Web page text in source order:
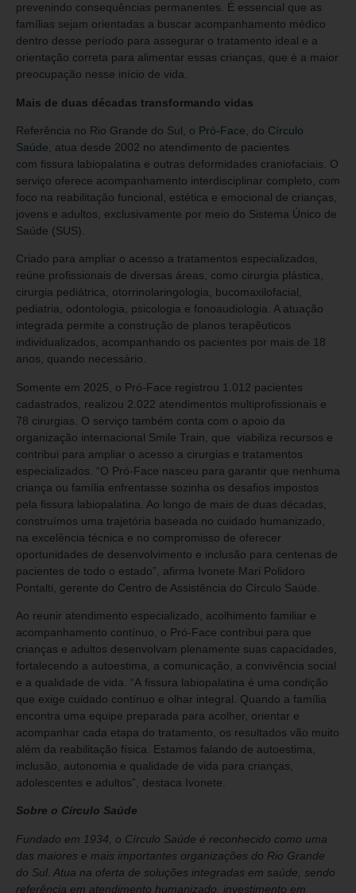
prevenindo consequências permanentes. É essencial que as
famílias sejam orientadas a buscar acompanhamento médico
dentro desse período para assegurar o tratamento ideal e a
orientação correta para alimentar essas crianças, que é a maior
preocupação nesse início de vida.
Mais de duas décadas transformando vidas
Referência no Rio Grande do Sul, o Pró-Face , do Círculo
Saúde , atua desde 2002 no atendimento de pacientes
com fissura labiopalatina e outras deformidades craniofaciais. O
serviço oferece acompanhamento interdisciplinar completo, com
foco na reabilitação funcional, estética e emocional de crianças,
jovens e adultos, exclusivamente por meio do Sistema Único de
Saúde (SUS).
Criado para ampliar o acesso a tratamentos especializados,
reúne profissionais de diversas áreas, como cirurgia plástica,
cirurgia pediátrica, otorrinolaringologia, bucomaxilofacial,
pediatria, odontologia, psicologia e fonoaudiologia. A atuação
integrada permite a construção de planos terapêuticos
individualizados, acompanhando os pacientes por mais de 18
anos, quando necessário.
Somente em 2025, o Pró-Face registrou 1.012 pacientes
cadastrados, realizou 2.022 atendimentos multiprofissionais e
78 cirurgias. O serviço também conta com o apoio da
organização internacional Smile Train, que viabiliza recursos e
contribui para ampliar o acesso a cirurgias e tratamentos
especializados. “O Pró-Face nasceu para garantir que nenhuma
criança ou família enfrentasse sozinha os desafios impostos
pela fissura labiopalatina. Ao longo de mais de duas décadas,
construímos uma trajetória baseada no cuidado humanizado,
na excelência técnica e no compromisso de oferecer
oportunidades de desenvolvimento e inclusão para centenas de
pacientes de todo o estado”, afirma Ivonete Mari Polidoro
Pontalti, gerente do Centro de Assistência do Círculo Saúde.
Ao reunir atendimento especializado, acolhimento familiar e
acompanhamento contínuo, o Pró-Face contribui para que
crianças e adultos desenvolvam plenamente suas capacidades,
fortalecendo a autoestima, a comunicação, a convivência social
e a qualidade de vida. “A fissura labiopalatina é uma condição
que exige cuidado contínuo e olhar integral. Quando a família
encontra uma equipe preparada para acolher, orientar e
acompanhar cada etapa do tratamento, os resultados vão muito
além da reabilitação física. Estamos falando de autoestima,
inclusão, autonomia e qualidade de vida para crianças,
adolescentes e adultos”, destaca Ivonete.
Sobre o Círculo Saúde
Fundado em 1934, o Círculo Saúde é reconhecido como uma
das maiores e mais importantes organizações do Rio Grande
do Sul. Atua na oferta de soluções integradas em saúde, sendo
referência em atendimento humanizado, investimento em